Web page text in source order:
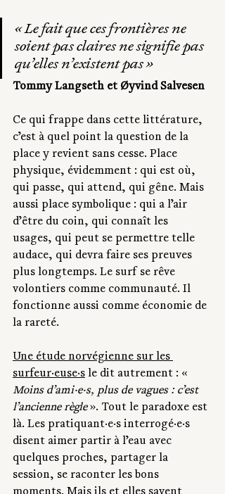
« Le fait que ces frontières ne
soient pas claires ne signifie pas
qu’elles n’existent pas »
Tommy Langseth et Øyvind Salvesen
Ce qui frappe dans cette littérature,
c’est à quel point la question de la
place y revient sans cesse. Place
physique, évidemment : qui est où,
qui passe, qui attend, qui gêne. Mais
aussi place symbolique : qui a l’air
d’être du coin, qui connaît les
usages, qui peut se permettre telle
audace, qui devra faire ses preuves
plus longtemps. Le surf se rêve
volontiers comme communauté. Il
fonctionne aussi comme économie de
la rareté.
Une étude norvégienne sur les
surfeur·euse·s le dit autrement : «
Moins d’ami·e·s, plus de vagues : c’est
l’ancienne règle ». Tout le paradoxe est
là. Les pratiquant·e·s interrogé·e·s
disent aimer partir à l’eau avec
quelques proches, partager la
session, se raconter les bons